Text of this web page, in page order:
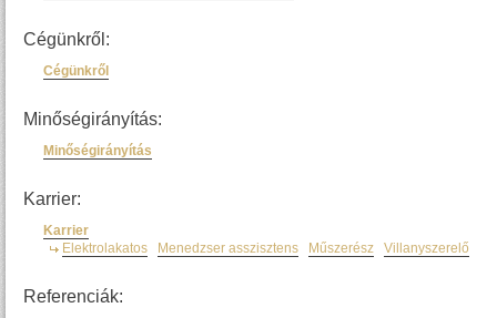
Cégünkről:
Cégünkről
Minőségirányítás:
Minőségirányítás
Karrier:
Karrier
Elektrolakatos
Menedzser asszisztens Műszerész Villanyszerelő
Referenciák: